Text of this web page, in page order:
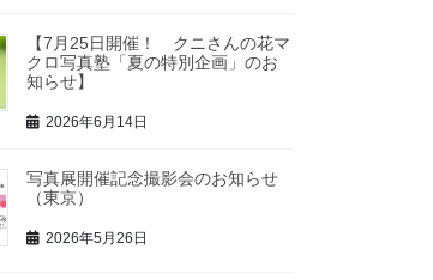
【7月25日開催！ クニさんの花マ
クロ写真塾「夏の特別企画」のお
知らせ】
2026年6月14日
写真展開催記念撮影会のお知らせ
（東京）
2026年5月26日